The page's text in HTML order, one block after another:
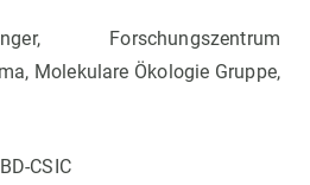
Forschungszentrum
Molekulare Ökologie Gruppe,
CSIC